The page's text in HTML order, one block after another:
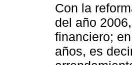
Con la
del año
financiero;
años, es